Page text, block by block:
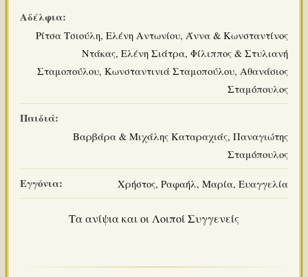
Αδέλφια:
Ρίτσα Τσιούλη, Ελένη Αντωνίου, Άννα & Κωνσταντίνος
Ντάκας, Ελένη Σιάτρα, Φίλιππος & Στυλιανή
Σταμοπούλου, Κωνσταντινιά Σταμοπούλου, Αθανάσιος
Σταμόπουλος
Παιδιά:
Βαρβάρα & Μιχάλης Καταραχιάς, Παναγιώτης
Σταμόπουλος
Εγγόνια: Χρήστος, Ραφαήλ, Μαρία, Ευαγγελία
Τα ανίψια και οι Λοιποί Συγγενείς